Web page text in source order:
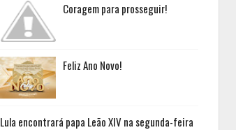
Coragem para prosseguir!
Feliz Ano Novo!
Lula encontrará papa Leão XIV na segunda-feira